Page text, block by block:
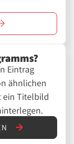
Eintrag
ähnlichen
ein Titelbild